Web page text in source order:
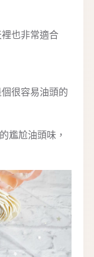
也非常適合
很容易油頭的
尷尬油頭味，